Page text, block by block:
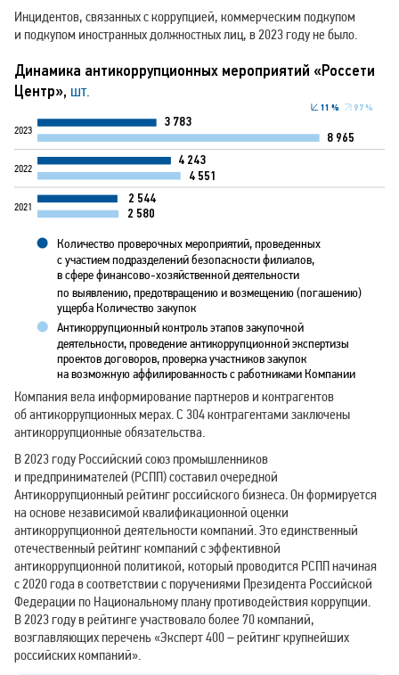
Инцидентов, связанных с коррупцией, коммерческим подкупом
и подкупом иностранных должностных лиц, в 2023 году не было.
Динамика антикоррупционных мероприятий «Россети
Центр», шт.
2021
2022
2023
11 % 97 %
Количество проверочных мероприятий, проведенных
3 783
8 965
4 243
4 551
2 544
2 580
с участием подразделений безопасности филиалов,
в сфере финансово-хозяйственной деятельности
по выявлению, предотвращению и возмещению (погашению)
Антикоррупционный контроль этапов закупочной
проектов договоров, проверка участников закупок
деятельности, проведение антикоррупционной экспертизы
ущерба Количество закупок
на возможную аффилированность с работниками Компании
Компания вела информирование партнеров и контрагентов
об антикоррупционных мерах. С 304 контрагентами заключены
антикоррупционные обязательства.
В 2023 году Российский союз промышленников
и предпринимателей (РСПП) составил очередной
Антикоррупционный рейтинг российского бизнеса. Он формируется
на основе независимой квалификационной оценки
антикоррупционной деятельности компаний. Это единственный
отечественный рейтинг компаний с эффективной
антикоррупционной политикой, который проводится РСПП начиная
с 2020 года в соответствии с поручениями Президента Российской
Федерации по Национальному плану противодействия коррупции.
В 2023 году в рейтинге участвовало более 70 компаний,
возглавляющих перечень «Эксперт 400 – рейтинг крупнейших
российских компаний».